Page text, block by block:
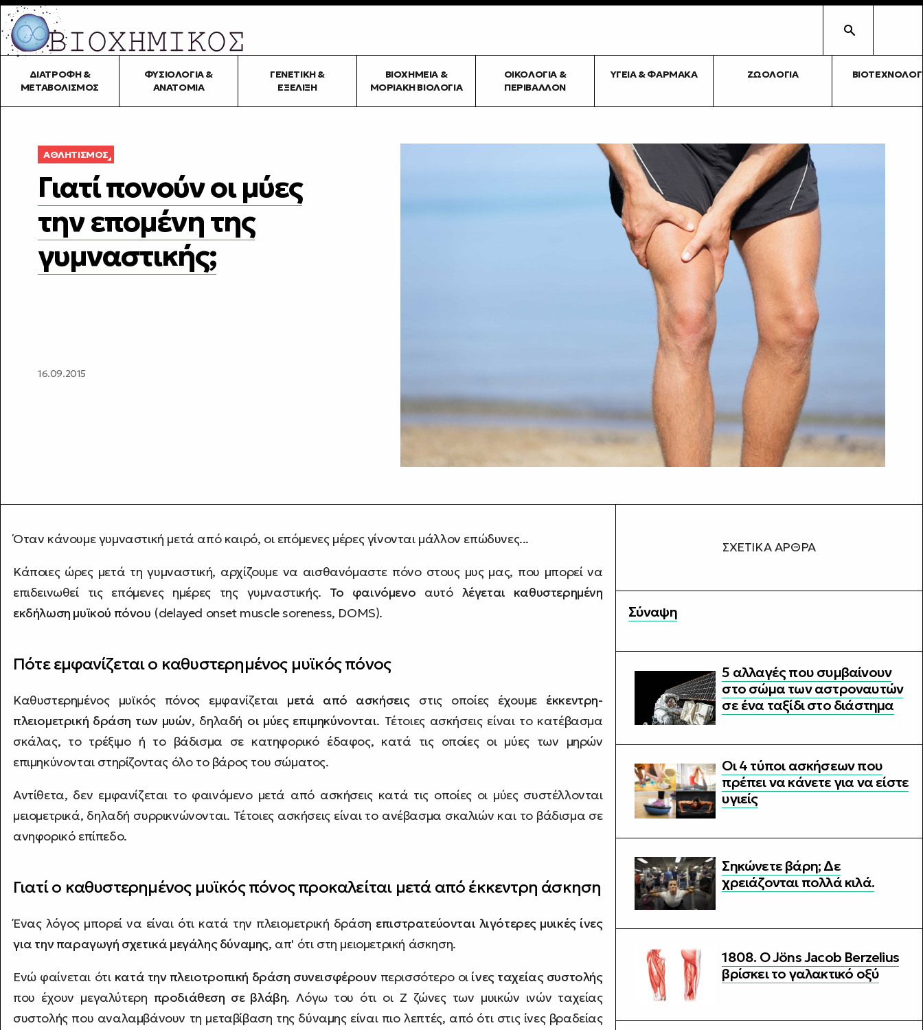
ΔΙΑΤΡΟΦΉ &
ΜΕΤΑΒΟΛΙΣΜΌΣ
ΦΥΣΙΟΛΟΓΊΑ &
ΑΝΑΤΟΜΊΑ
ΓΕΝΕΤΙΚΉ &
ΕΞΈΛΙΞΗ
ΒΙΟΧΗΜΕΊΑ &
ΜΟΡΙΑΚΉ ΒΙΟΛΟΓΊΑ
ΟΙΚΟΛΟΓΊΑ &
ΠΕΡΙΒΆΛΛΟΝ
ΥΓΕΊΑ & ΦΆΡΜΑΚΑ ΖΩΟΛΟΓΊΑ
ΑΘΛΗΤΙΣΜΌΣ
Γιατί πονούν οι μύες
την επομένη της
γυμναστικής;
16.09.2015
Όταν κάνουμε γυμναστική μετά από καιρό, οι επόμενες μέρες γίνονται μάλλον επώδυνες...
Κάποιες ώρες μετά τη γυμναστική, αρχίζουμε να αισθανόμαστε πόνο στους μυς μας, που μπορεί να
επιδεινωθεί τις επόμενες ημέρες της γυμναστικής. Το φαινόμενο αυτό λέγεται καθυστερημένη
εκδήλωση μυϊκού πόνου (delayed onset muscle soreness, DOMS).
Πότε εμφανίζεται ο καθυστερημένος μυϊκός πόνος
Καθυστερημένος μυϊκός πόνος εμφανίζεται μετά από ασκήσεις στις οποίες έχουμε έκκεντρη-
πλειομετρική δράση των μυών, δηλαδή οι μύες επιμηκύνονται. Τέτοιες ασκήσεις είναι το κατέβασμα
σκάλας, το τρέξιμο ή το βάδισμα σε κατηφορικό έδαφος, κατά τις οποίες οι μύες των μηρών
επιμηκύνονται στηρίζοντας όλο το βάρος του σώματος.
Αντίθετα, δεν εμφανίζεται το φαινόμενο μετά από ασκήσεις κατά τις οποίες οι μύες συστέλλονται
μειομετρικά, δηλαδή συρρικνώνονται. Τέτοιες ασκήσεις είναι το ανέβασμα σκαλιών και το βάδισμα σε
ανηφορικό επίπεδο.
Γιατί ο καθυστερημένος μυϊκός πόνος προκαλείται μετά από έκκεντρη άσκηση
Ένας λόγος μπορεί να είναι ότι κατά την πλειομετρική δράση επιστρατεύονται λιγότερες μυικές ίνες
για την παραγωγή σχετικά μεγάλης δύναμης, απ' ότι στη μειομετρική άσκηση.
Ενώ φαίνεται ότι κατά την πλειοτροπική δράση συνεισφέρουν περισσότερο οιίνες ταχείας συστολής
που έχουν μεγαλύτερη προδιάθεση σε βλάβη. Λόγω του ότι οι Ζ ζώνες των μυικών ινών ταχείας
συστολής που αναλαμβάνουν τη μεταβίβαση της δύναμης είναι πιο λεπτές, από ότι στις ίνες βραδείας
ΣΧΕΤΙΚΆ ΆΡΘΡΑ
Σύναψη
5 αλλαγές που συμβαίνουν
στο σώμα των αστροναυτών
σε ένα ταξίδι στο διάστημα
Οι 4 τύποι ασκήσεων που
πρέπει να κάνετε για να είστε
υγιείς
Σηκώνετε βάρη; Δε
χρειάζονται πολλά κιλά.
1808. Ο Jöns Jacob Berzelius
βρίσκει το γαλακτικό οξύ